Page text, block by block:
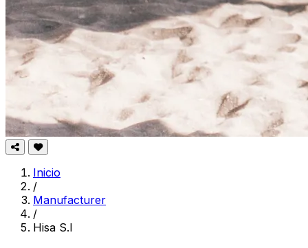
Inicio
/
Manufacturer
/
Hisa S.l